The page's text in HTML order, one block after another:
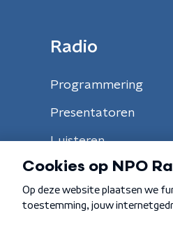
Radio
Programmering
Presentatoren
Luisteren
Algemene voorwaarden